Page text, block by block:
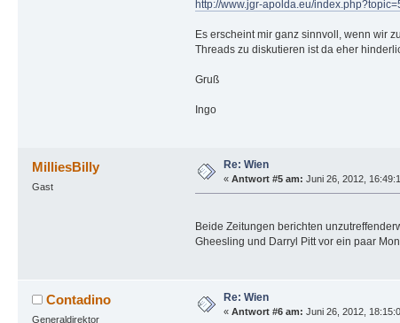
http://www.jgr-apolda.eu/
Es erscheint mir ganz sinnvoll, wenn wir
Threads zu diskutieren ist da eher
Gruß
Ingo
MilliesBilly
Gast
Re: Wien
« Antwort #5 am: Juni 26, 2012,
Beide Zeitungen berichten
Gheesling und Darryl Pitt vor ein paar
Contadino
Generaldirektor
Re: Wien
« Antwort #6 am: Juni 26, 2012,